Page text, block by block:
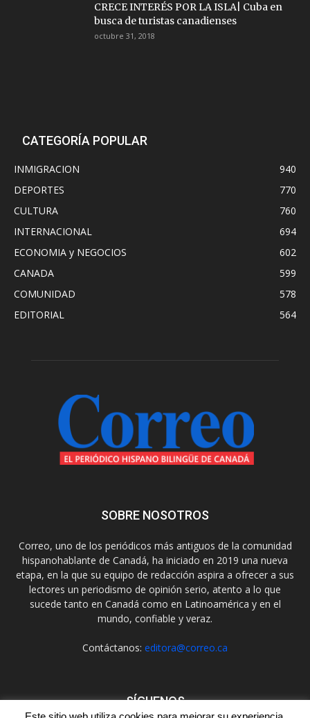
CRECE INTERÉS POR LA ISLA| Cuba en
busca de turistas canadienses
octubre 31, 2018
CATEGORÍA POPULAR
INMIGRACION
940
DEPORTES
770
CULTURA
760
INTERNACIONAL
694
ECONOMIA y NEGOCIOS
602
CANADA
599
COMUNIDAD
578
EDITORIAL
564
SOBRE NOSOTROS
Correo, uno de los periódicos más antiguos de la comunidad
hispanohablante de Canadá, ha iniciado en 2019 una nueva
etapa, en la que su equipo de redacción aspira a ofrecer a sus
lectores un periodismo de opinión serio, atento a lo que
sucede tanto en Canadá como en Latinoamérica y en el
mundo, confiable y veraz.
Contáctanos: editora@correo.ca
SÍGUENOS